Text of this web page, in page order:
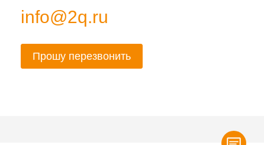
info@2q.ru
Прошу перезвонить